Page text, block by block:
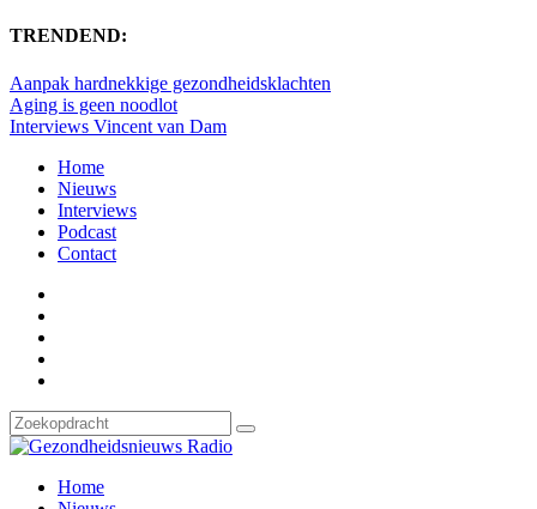
TRENDEND:
Aanpak hardnekkige gezondheidsklachten
Aging is geen noodlot
Interviews Vincent van Dam
Home
Nieuws
Interviews
Podcast
Contact
Home